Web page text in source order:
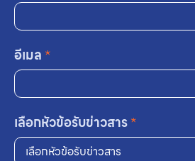
อีเมล *
เลือกหัวข้อรับข่าวสาร*
เลือกหัวข้อรับข่าวสาร